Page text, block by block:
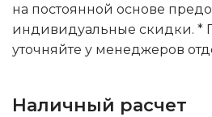
на постоянной основе
индивидуальные скидки. *
уточняйте у менеджеров
Наличный расчет